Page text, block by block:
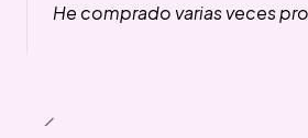
He comprado varias veces